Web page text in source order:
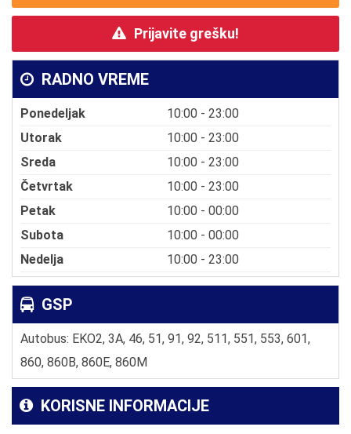
Prijavite grešku!
RADNO VREME
Ponedeljak
10:00 - 23:00
Utorak
10:00 - 23:00
Sreda
10:00 - 23:00
Četvrtak
10:00 - 23:00
Petak
10:00 - 00:00
Subota
10:00 - 00:00
Nedelja
10:00 - 23:00
GSP
Autobus: EKO2, 3A, 46, 51, 91, 92, 511, 551, 553, 601,
860, 860B, 860E, 860M
KORISNE INFORMACIJE